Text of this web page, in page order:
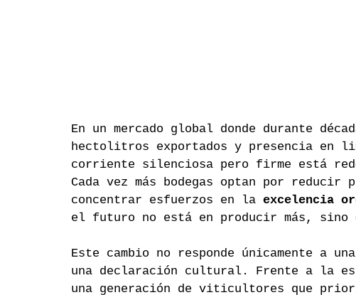
En un mercado global donde durante
hectolitros exportados y presencia en
corriente silenciosa pero firme está
Cada vez más bodegas optan por
concentrar esfuerzos en la excelencia
el futuro no está en producir más, sino
Este cambio no responde únicamente a
una declaración cultural. Frente a la
una generación de viticultores que